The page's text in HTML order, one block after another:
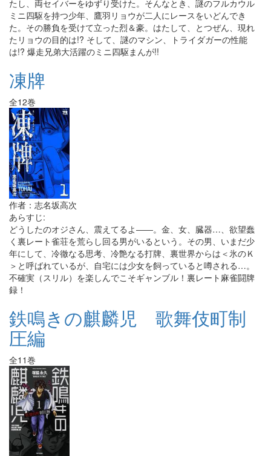
たし、両セイバーをゆずり受けた。そんなとき、謎のフルカウル
ミニ四駆を持つ少年、鷹羽リョウが二人にレースをいどんでき
た。その勝負を受けて立った烈＆豪。はたして、とつぜん、現れ
たリョウの目的は!? そして、謎のマシン、トライダガーの性能
は!? 爆走兄弟大活躍のミニ四駆まんが!!
凍牌
全12巻
作者：志名坂高次
あらすじ:
どうしたのオジさん、震えてるよ――。金、女、臓器…、欲望蠢
く裏レート雀荘を荒らし回る男がいるという。その男、いまだ少
年にして、冷徹なる思考、冷艶なる打牌、裏世界からは＜氷のＫ
＞と呼ばれているが、自宅には少女を飼っていると噂される…。
不確実（スリル）を楽しんでこそギャンブル！裏レート麻雀闘牌
録！
鉄鳴きの麒麟児 歌舞伎町制
圧編
全11巻